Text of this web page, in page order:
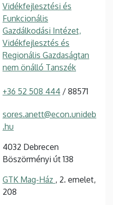
Vidékfejlesztési és
Funkcionális
Gazdálkodási Intézet,
Vidékfejlesztés és
Regionális Gazdaságtan
nem önálló Tanszék
+36 52 508 444 / 88571
sores.anett@econ.unideb
.hu
4032 Debrecen
Böszörményi út 138
GTK Mag-Ház , 2. emelet,
208